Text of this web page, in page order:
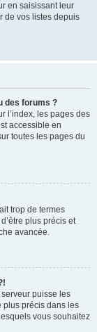
en saisissant leur
de vos listes depuis
des forums ?
l’index, les pages des
accessible en
toutes les pages du
trop de termes
plus précis et
avancée.
puisse les
plus précis dans les
vous souhaitez